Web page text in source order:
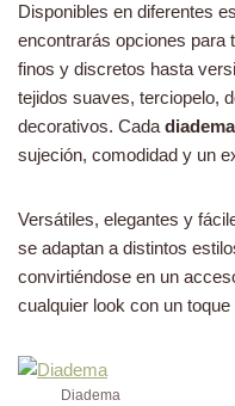
Disponibles en diferentes
encontrarás opciones para
finos y discretos hasta
tejidos suaves, terciopelo,
decorativos. Cada diadema
sujeción, comodidad y un
Versátiles, elegantes y
se adaptan a distintos
convirtiéndose en un
cualquier look con un
Diadema